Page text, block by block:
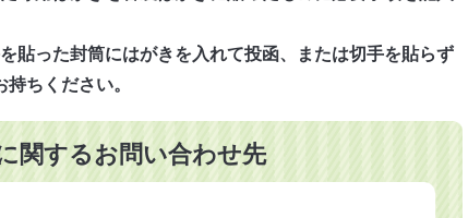
貼った封筒にはがきを入れて投函、または切手を貼らず
ちください。
関するお問い合わせ先